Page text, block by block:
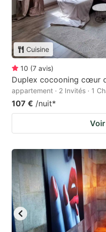
Cuisine
10 (7 avis)
Duplex cocooning cœur
appartement · 2 Invités · 1
107 € /nuit*
Voir